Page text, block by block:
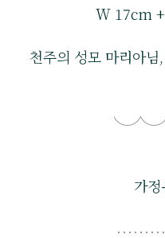
W 17cm
천주의 성모 마리아
가